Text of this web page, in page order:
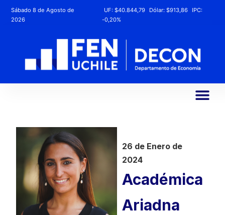
Sábado 8 de Agosto de
2026
UF:$40.844,79 Dólar:$913,86
IPC:
-0,20%
26 de Enero de
2024
Académica
Ariadna